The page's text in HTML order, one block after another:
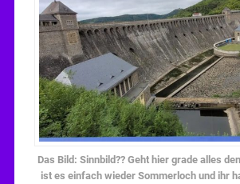
Das Bild: Sinnbild?? Geht hier grade alles
ist es einfach wieder Sommerloch und ihr